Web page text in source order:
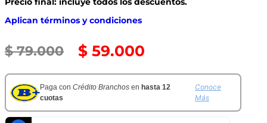
Aplican términos y condiciones
$ 79.000 $ 59.000
Paga con Crédito Branchos en hasta 12
cuotas
Conoce
Más